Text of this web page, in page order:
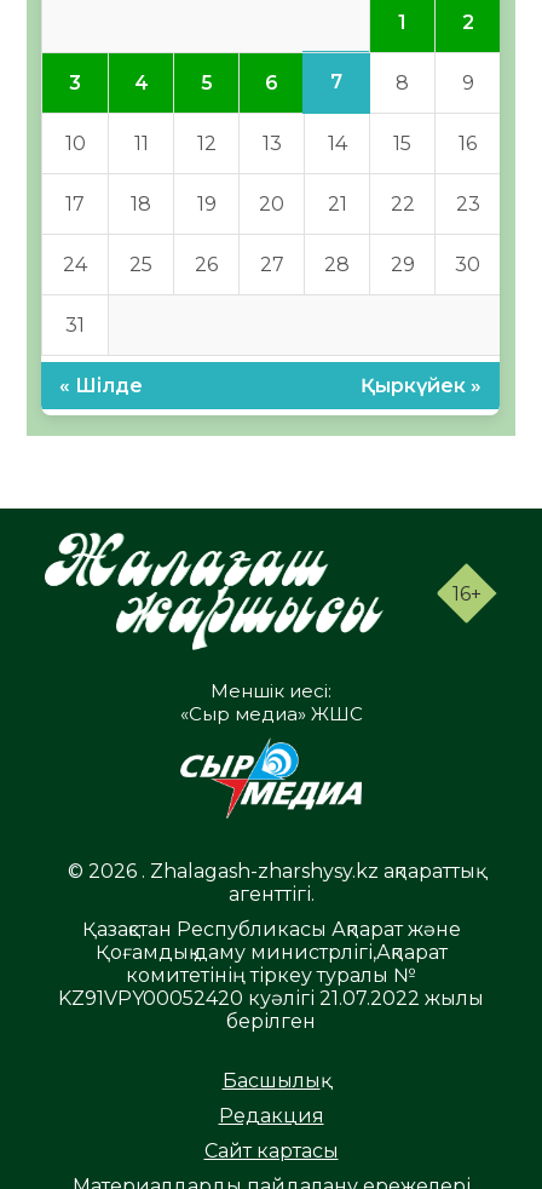
1 2
3 4 5 6 7 8 9
10 11 12 13 14 15 16
17 18 19 20 21 22 23
24 25 26 27 28 29 30
31
« Шілде Қыркүйек »
16+
Меншік иесі:
«Сыр медиа» ЖШС
© 2026 . Zhalagash-zharshysy.kz ақпараттық
агенттігі.
Қазақстан Республикасы Ақпарат және
Қоғамдық даму министрлігі,Ақпарат
комитетінің тіркеу туралы №
KZ91VPY00052420 куәлігі 21.07.2022 жылы
берілген
Басшылық
Редакция
Сайт картасы